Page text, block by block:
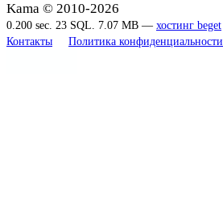
Kama © 2010-2026
0.200 sec. 23 SQL. 7.07 MB — хостинг beget
Контакты
Политика конфиденциальности